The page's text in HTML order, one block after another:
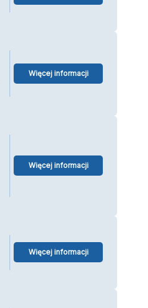
Więcej informacji
Więcej informacji
Więcej informacji